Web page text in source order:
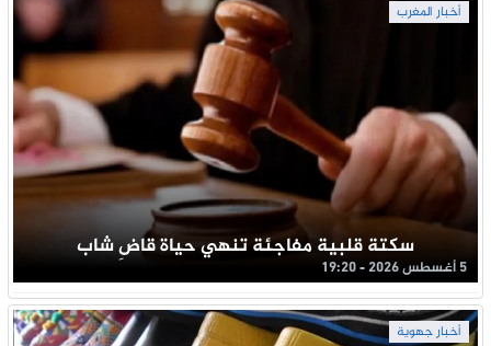
أخبار المغرب
سكتة قلبية مفاجئة تنهي حياة قاضِ شاب
5 أغسطس 2026 - 19:20
أخبار جهوية